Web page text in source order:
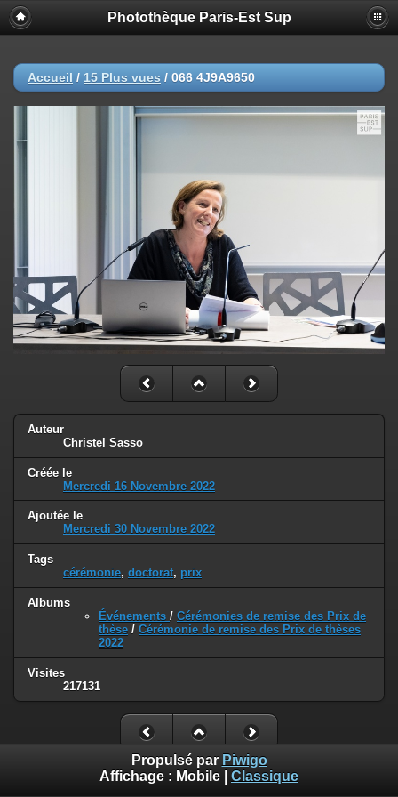
Photothèque Paris-Est Sup
Accueil / 15 Plus vues / 066 4J9A9650
Auteur
Christel Sasso
Créée le
Mercredi 16 Novembre 2022
Ajoutée le
Mercredi 30 Novembre 2022
Tags
cérémonie, doctorat, prix
Albums
Événements / Cérémonies de remise des Prix de
thèse / Cérémonie de remise des Prix de thèses
2022
Visites
217131
Propulsé par Piwigo
Affichage : Mobile Classique